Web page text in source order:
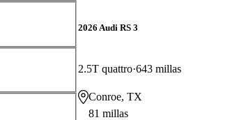
2026 Audi RS 3
2.5T quattro 643 millas
Conroe, TX
81 millas